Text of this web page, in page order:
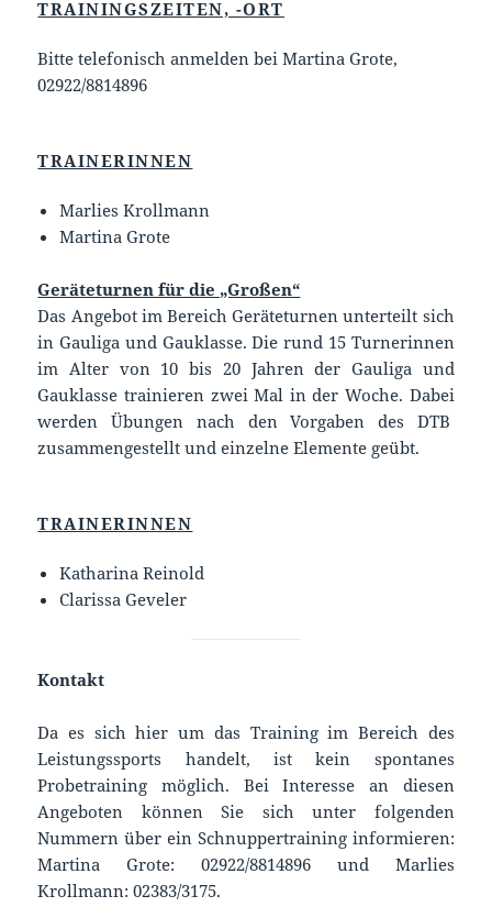
TRAININGSZEITEN, -ORT
Bitte telefonisch anmelden bei Martina Grote,
02922/8814896
TRAINERINNEN
Marlies Krollmann
Martina Grote
Geräteturnen für die „Großen“
Das Angebot im Bereich Geräteturnen unterteilt sich
in Gauliga und Gauklasse. Die rund 15 Turnerinnen
im Alter von 10 bis 20 Jahren der Gauliga und
Gauklasse trainieren zwei Mal in der Woche. Dabei
werden Übungen nach den Vorgaben des DTB
zusammengestellt und einzelne Elemente geübt.
TRAINERINNEN
Katharina Reinold
Clarissa Geveler
Kontakt
Da es sich hier um das Training im Bereich des
Leistungssports handelt, ist kein spontanes
Probetraining möglich. Bei Interesse an diesen
Angeboten können Sie sich unter folgenden
Nummern über ein Schnuppertraining informieren:
Martina Grote: 02922/8814896 und Marlies
Krollmann: 02383/3175.